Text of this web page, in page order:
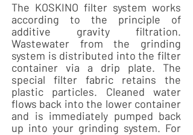
The KOSKINO filter system works
according to the principle of
additive gravity filtration.
Wastewater from the grinding
system is distributed into the filter
container via a drip plate. The
special filter fabric retains the
plastic particles. Cleaned water
flows back into the lower container
and is immediately pumped back
up into your grinding system. For